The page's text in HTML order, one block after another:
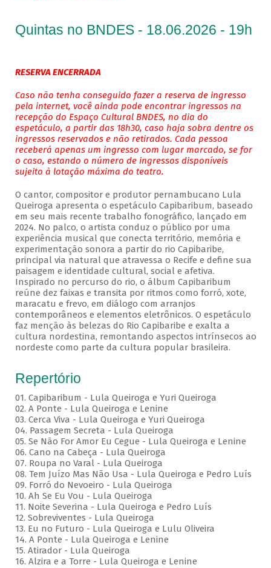
Quintas no BNDES - 18.06.2026 - 19h
RESERVA ENCERRADA
Caso não tenha conseguido fazer a reserva de ingresso
pela internet, você ainda pode encontrar ingressos na
recepção do Espaço Cultural BNDES, no dia do
espetáculo, a partir das 18h30, caso haja sobra dentre os
ingressos reservados e não retirados. Cada pessoa
receberá apenas um ingresso com lugar marcado, se for
o caso, estando o número de ingressos disponíveis
sujeito à lotação máxima do teatro.
O cantor, compositor e produtor pernambucano Lula
Queiroga apresenta o espetáculo Capibaribum, baseado
em seu mais recente trabalho fonográfico, lançado em
2024. No palco, o artista conduz o público por uma
experiência musical que conecta território, memória e
experimentação sonora a partir do rio Capibaribe,
principal via natural que atravessa o Recife e define sua
paisagem e identidade cultural, social e afetiva.
Inspirado no percurso do rio, o álbum Capibaribum
reúne dez faixas e transita por ritmos como forró, xote,
maracatu e frevo, em diálogo com arranjos
contemporâneos e elementos eletrônicos. O espetáculo
faz menção às belezas do Rio Capibaribe e exalta a
cultura nordestina, remontando aspectos intrínsecos ao
nordeste como parte da cultura popular brasileira.
Repertório
01. Capibaribum - Lula Queiroga e Yuri Queiroga
02. A Ponte - Lula Queiroga e Lenine
03. Cerca Viva - Lula Queiroga e Yuri Queiroga
04. Passagem Secreta - Lula Queiroga
05. Se Não For Amor Eu Cegue - Lula Queiroga e Lenine
06. Cano na Cabeça - Lula Queiroga
07. Roupa no Varal - Lula Queiroga
08. Tem Juízo Mas Não Usa - Lula Queiroga e Pedro Luís
09. Forró do Nevoeiro - Lula Queiroga
10. Ah Se Eu Vou - Lula Queiroga
11. Noite Severina - Lula Queiroga e Pedro Luís
12. Sobreviventes - Lula Queiroga
13. Eu no Futuro - Lula Queiroga e Lulu Oliveira
14. A Ponte - Lula Queiroga e Lenine
15. Atirador - Lula Queiroga
16. Alzira e a Torre - Lula Queiroga e Lenine